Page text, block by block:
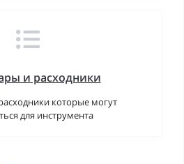
и расходники
которые могут
для инструмента